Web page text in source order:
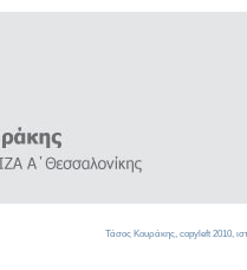
Τάσος Κουράκης, copyleft 2010,